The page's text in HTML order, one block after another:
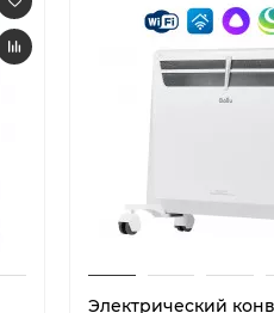
Электрический